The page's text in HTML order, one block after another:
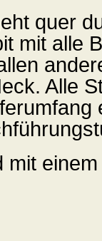
quer
mit alle
Alle
mit